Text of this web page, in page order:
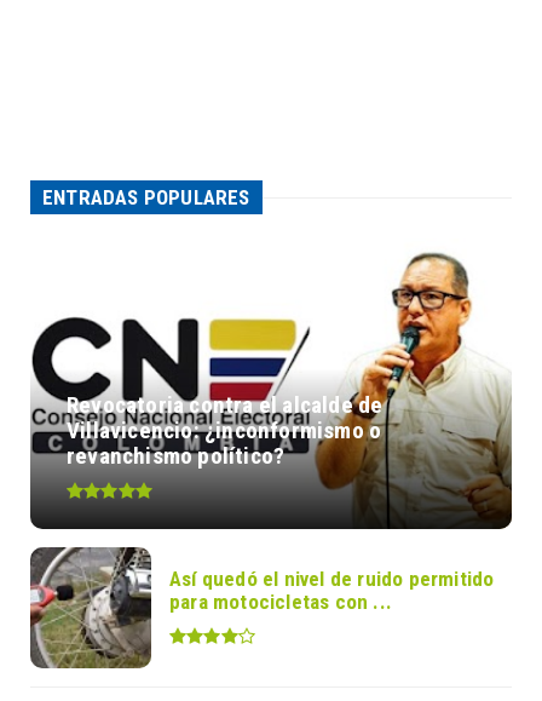
ENTRADAS POPULARES
Revocatoria contra el alcalde de
Villavicencio: ¿inconformismo o
revanchismo político?
Así quedó el nivel de ruido permitido
para motocicletas con ...